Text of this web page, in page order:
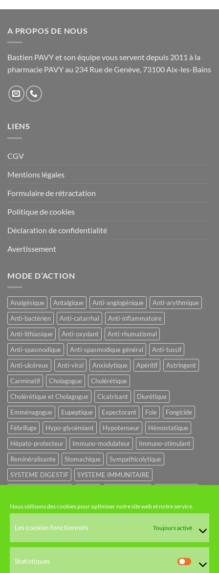
Nous utilisons des cookies pour optimiser notre site web et notre service.
Les cookies fonctionnels Toujours activé
Statistiques
peuvent
choisies
sur
page
du
peuvent
page
du
A PROPOS DE NOUS
Bastien PAVY et son équipe vous servent depuis 2011 à la
pharmacie PAVY au 234 Rue de Genève, 73100 Aix-les-Bains
LIENS
CGV
Mentions légales
Formulaire de rétractation
Politique de cookies
Déclaration de confidentialité
Avertissement
MODE D’ACTION
Analgésique Antalgique Anti-angiogénique
Anti-arythmique
Anti-bactérien
Anti-catarrhal
Anti-inflammatoire
Anti-lithiasique
Anti-oxydant
Anti-rhumatismal
Anti-spasmodique
Anti-spasmodique général
Anti-tussif
Anti-ulcéreux
Anti-viral Anxiolytique Apéritif
Astringent
Carminatif
Cholagogue
Cholérétique
Cholérétique et Cholagogue
Cicatrisant
Diurétique
Emménagogue
Eupeptique Expectorant Foie
Fongicide
Fébrifuge
Hypo-glycémiant Hypotenseur
Hémostatique
Hépato-protecteur
Immuno-modulateur
Immuno-stimulant
Reminéralisante
Stomachique
Sympathicolytique
SYSTEME DIGESTIF
SYSTEME IMMUNITAIRE
NOS CATÉGORIES